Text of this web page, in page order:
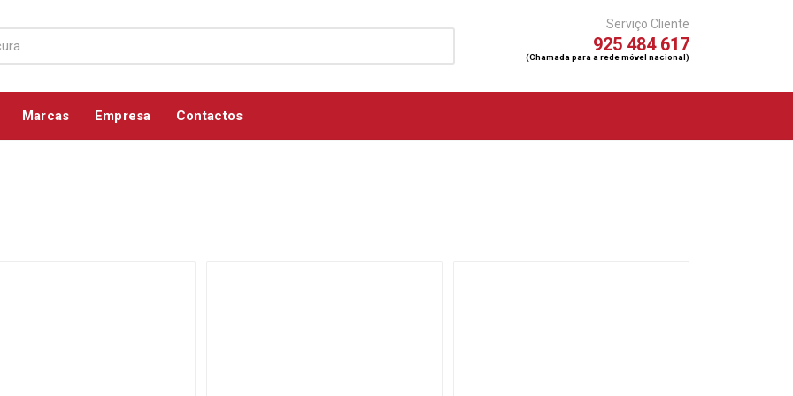
Serviço Cliente
925 484 617
(Chamada para a rede móvel nacional)
Marcas Empresa Contactos